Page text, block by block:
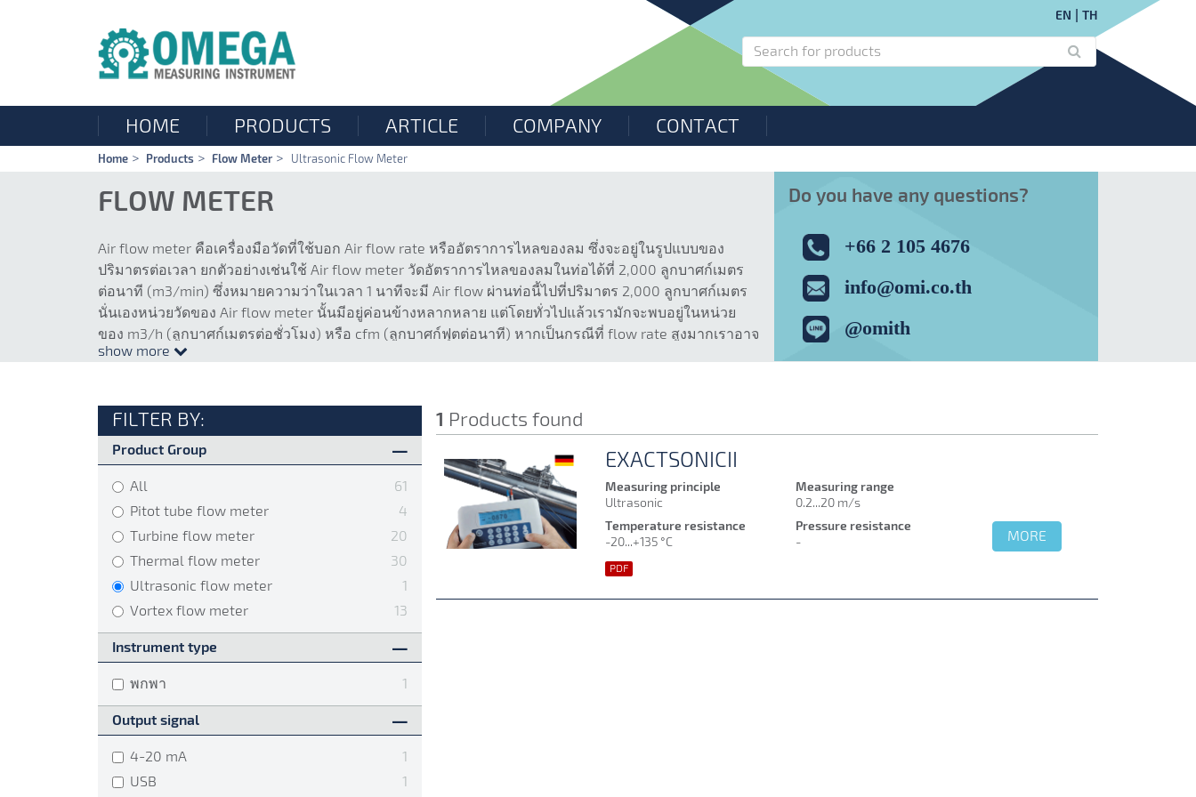
navigation
EN TH
HOME PRODUCTS ARTICLE COMPANY CONTACT
Home Products Flow Meter Ultrasonic Flow Meter
FLOW METER
Air flow meter คือเครื่องมือวัดที่ใช้บอก Air flow rate หรืออัตราการไหลของลม ซึ่งจะอยู่ในรูปแบบของ
ปริมาตรต่อเวลา ยกตัวอย่างเช่นใช้ Air flow meter วัดอัตราการไหลของลมในท่อได้ที่ 2,000 ลูกบาศก์เมตร
ต่อนาที (m3/min) ซึ่งหมายความว่าในเวลา 1 นาทีจะมี Air flow ผ่านท่อนี้ไปที่ปริมาตร 2,000 ลูกบาศก์เมตร
นั่นเองหน่วยวัดของ Air flow meter นั้นมีอยู่ค่อนข้างหลากหลาย แต่โดยทั่วไปแล้วเรามักจะพบอยู่ในหน่วย
ของ m3/h (ลูกบาศก์เมตรต่อชั่วโมง) หรือ cfm (ลูกบาศก์ฟุตต่อนาที) หากเป็นกรณีที่ flow rate สูงมากเราอาจ
พบหน่วยวัดเป็น m3/min (ลูกบาศก์เมตรต่อนาที) หรือ ml/min (มิลลิลิตรต่อนาที) ในกรณีที่มี flow rate ต่ำ
ในปัจจุบันนั้น Air flow meter ได้ถูกใช้อย่างแพร่หลายอยู่ในทุกโรงงานอุตสาหกรรมโดยจุดประสงค์นั้นจะถูก
แบ่งเป็น 2 เรื่องหลักๆ คือเพื่อควบคุมต้นทุนและเพื่อควบคุมปริมาณ สำหรับเรื่องแรกเพื่อควบคุมต้นทุนนั้นเป็นที่
ทราบกันดีว่า Air flow ที่เกิดขึ้น ได้เกิดมาจากเครื่องปั๊มลมหรือเครื่องอัดอากาศหรือโบลเวอร์ ซึ่งใช้ต้นทุนสูง
ในการผลิต Air flow meter จึงเป็นสิ่งจำเป็นที่ใช้ในการบอกถึง flow rate ในแต่จุดของโรงงานว่าถูกใช้มาก
เกินไปหรือน้อยเกินไป ทำให้วิศวกรสามารถวิเคราะห์แผนในการใช้พลังงานลมได้อย่างมีประสิทธิภาพและ
สามารถลดค่าใช้จ่ายในส่วนนี้ได้ ส่วนเรื่องที่สองคือเพื่อควบคุมปริมาณ เนื่องจากมีงานอีกหลายประเภทที่
ต้องการส่วนผสมของแก๊สที่ลงตัว Air flow meter จึงเป็นอีกสิ่งจำเป็นที่ถูกนำมาใช้เพื่อเป็นตัวชี้วัดว่า Air flow
rate อยู่ในปริมาณที่เราต้องการหรือไม่ ยกตัวอย่างเช่น เปลวไฟที่ใช้ในการเชื่อมท่อโลหะ หากเราต้องการที่จะ
ให้เปลวไฟที่ออกมาเชื่อมท่อได้ดีนั้น flow rate ของแก๊สแต่ละชนิดที่ถูกฉีดเข้าไปในการสร้างเปลวไฟต้องถูก
ต้องและเหมาะสมด้วย จะเห็นได้ว่า Air flow meter จึงเป็นสิ่งที่จำเป็นที่มีอยู่ในโรงงานอุตสาหกรรมแถบจะทุก
สำหรับลักษณะการใช้งาน Air flow meter นั้นก็ถูกแบ่งออกเป็น 2 แบบหลักๆ โดยแบบที่ 1 คือการใช้งานแบบ
ติดตั้งซึ่ง Air flow meter ลักษณะนี้จะถูกติดตั้งไว้ที่หน้างานถาวรเหมาะสำหรับกระบวนการที่ต้องการวัด Air
flow ตลอดเวลา ส่วนแบบที่ 2 นั้นคือการใช้งานแบบพกพาซึ่ง Air flow meter แบบนี้เหมาะสำหรับกระบวนการ
ที่ใช้วัดเป็นครั้งคราวในหลายๆจุด โดยทั้ง 2 แบบที่กล่าวมานั้นยังมีแบบพิเศษที่ถูกออกแบบมาให้ใช้กับพื้นที่ที่
ยิ่งไปกว่านั้นแล้วหลักการวัดหรือ sensor ที่ใช้ใน Air flow meter ก็มีอยู่มากมายหลายชนิด ซึ่งแต่ละชนิดก็ถูก
show more
Do you have any questions?
+66 2 105 4676
info@omi.co.th
@omith
FILTER BY:
Product Group
All
61
Pitot tube flow meter
4
Turbine flow meter
20
Thermal flow meter
30
Ultrasonic flow meter
1
Vortex flow meter
13
Instrument type
พกพา 1
Output signal
4-20 mA
1
USB
1
1 Products found
EXACTSONICII
Measuring principle
Ultrasonic
Measuring range
0.2...20 m/s
Temperature resistance
-20...+135 °C
Pressure resistance
-
MORE
PDF